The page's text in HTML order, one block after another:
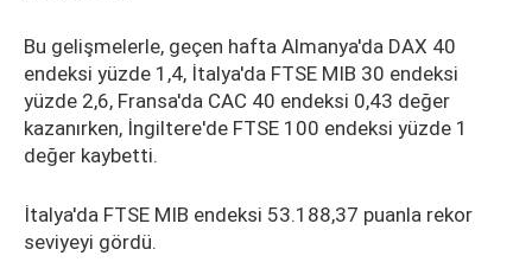
Bu gelişmelerle, geçen hafta Almanya'da DAX 40
endeksi yüzde 1,4, İtalya'da FTSE MIB 30 endeksi
yüzde 2,6, Fransa'da CAC 40 endeksi 0,43 değer
kazanırken, İngiltere'de FTSE 100 endeksi yüzde 1
değer kaybetti.
İtalya'da FTSE MIB endeksi 53.188,37 puanla rekor
seviyeyi gördü.